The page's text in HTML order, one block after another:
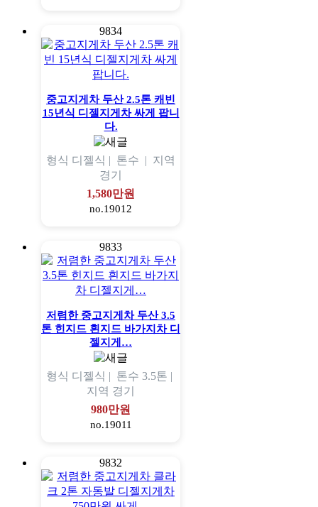
9834
중고지게차 두산 2.5톤 캐빈
15년식 디젤지게차 싸게 팝니
다.
형식 디젤식 | 톤수 | 지역
경기
1,580만원
no.19012
9833
저렴한 중고지게차 두산 3.5
톤 힌지드 흰지드 바가지차 디
젤지게…
형식 디젤식 | 톤수 3.5톤 |
지역 경기
980만원
no.19011
9832